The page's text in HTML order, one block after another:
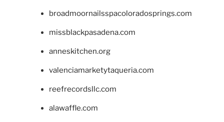
broadmoornailsspacoloradosprings.com
missblackpasadena.com
anneskitchen.org
valenciamarketytaqueria.com
reefrecordsllc.com
alawaffle.com